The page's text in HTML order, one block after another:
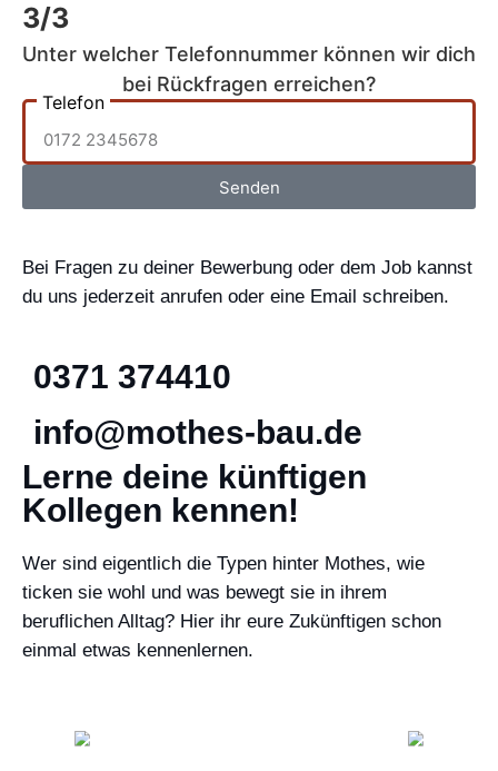
3/3
Unter welcher Telefonnummer können wir dich
bei Rückfragen erreichen?
Telefon
Senden
Bei Fragen zu deiner Bewerbung oder dem Job kannst
du uns jederzeit anrufen oder eine Email schreiben.
0371 374410
info@mothes-bau.de
Lerne deine künftigen
Kollegen kennen!
Wer sind eigentlich die Typen hinter Mothes, wie
ticken sie wohl und was bewegt sie in ihrem
beruflichen Alltag? Hier ihr eure Zukünftigen schon
einmal etwas kennenlernen.